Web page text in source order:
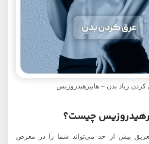
زیاد بدن – هایپرهیدروزیس
چیست؟
بیش از حد می‌تواند شما را در معرض